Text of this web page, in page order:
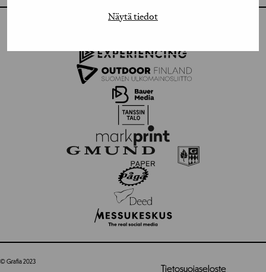
Näytä tiedot
© Grafia 2023
Tietosuojaseloste